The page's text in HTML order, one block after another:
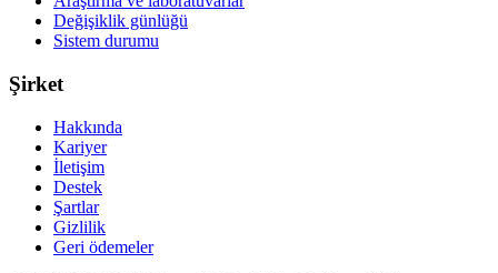
Değişiklik günlüğü
Sistem durumu
Şirket
Hakkında
Kariyer
İletişim
Destek
Şartlar
Gizlilik
Geri ödemeler